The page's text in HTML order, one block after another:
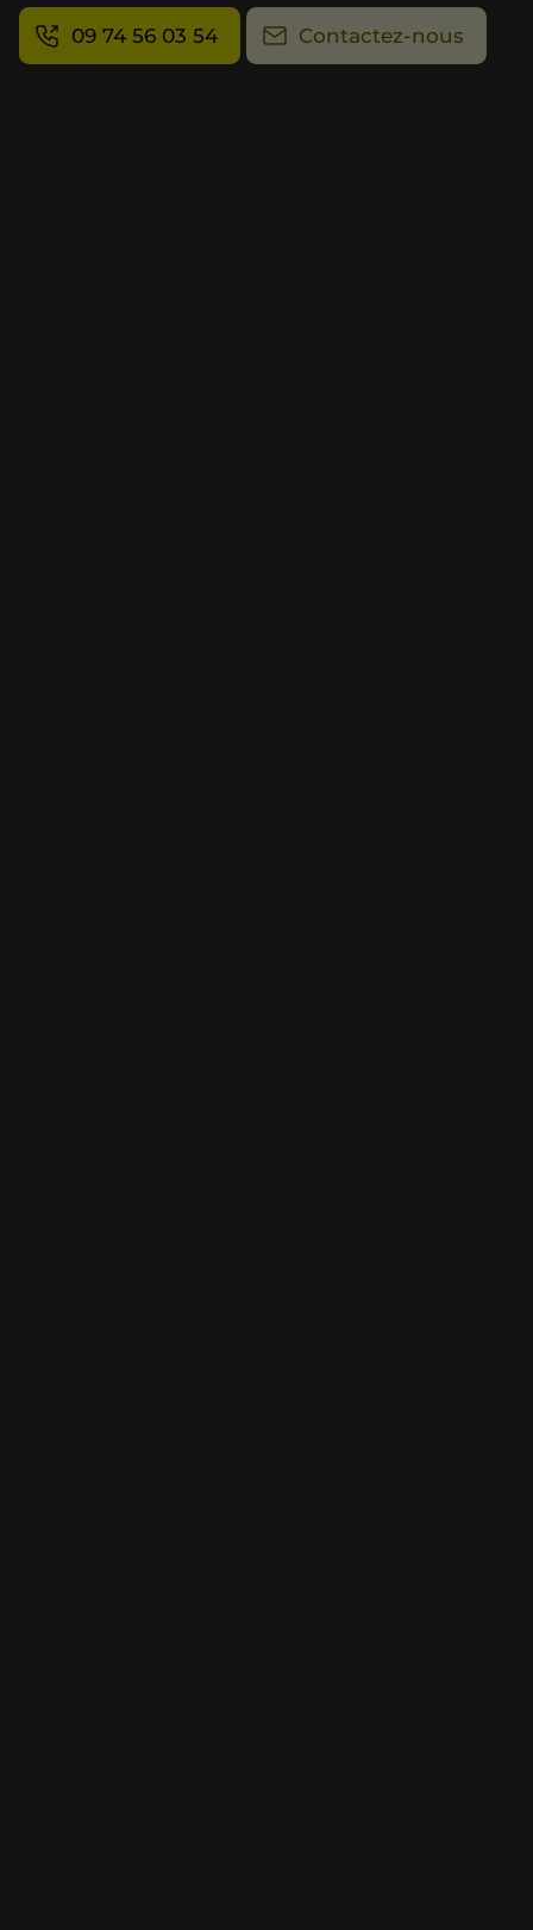
09 74 56 03 54 Contactez-nous